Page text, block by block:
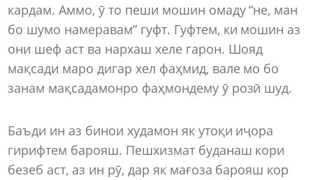
кардам. Аммо, ӯ то пеши мошин омаду “не, ман
бо шумо намеравам” гуфт. Гуфтем, ки мошин аз
они шеф аст ва нархаш хеле гарон. Шояд
мақсади маро дигар хел фаҳмид, вале мо бо
занам мақсадамонро фаҳмондему ӯ розӣ шуд.
Баъди ин аз бинои худамон як утоқи иҷора
гирифтем барояш. Пешхизмат буданаш кори
безеб аст, аз ин рӯ, дар як мағоза барояш кор